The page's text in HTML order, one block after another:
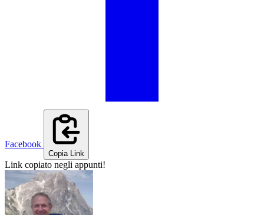
Facebook
Copia Link
Link copiato negli appunti!